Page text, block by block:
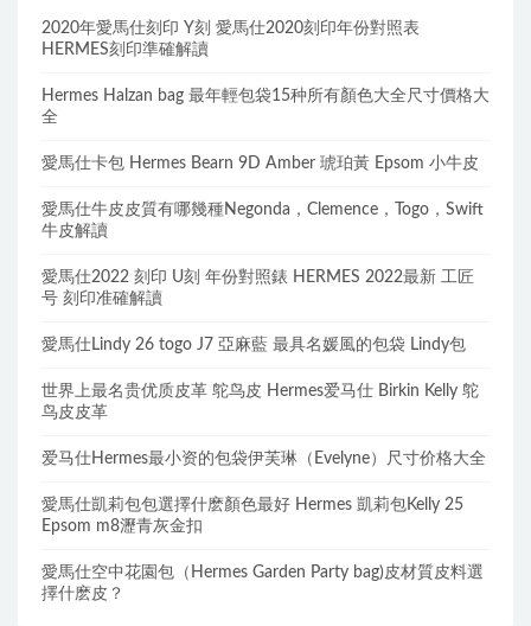
2020年愛馬仕刻印 Y刻 愛馬仕2020刻印年份對照表
HERMES刻印準確解讀
Hermes Halzan bag 最年輕包袋15种所有顏色大全尺寸價格大
全
愛馬仕卡包 Hermes Bearn 9D Amber 琥珀黃 Epsom 小牛皮
愛馬仕牛皮皮質有哪幾種Negonda，Clemence，Togo，Swift
牛皮解讀
愛馬仕2022 刻印 U刻 年份對照錶 HERMES 2022最新 工匠
号 刻印准確解讀
愛馬仕Lindy 26 togo J7 亞麻藍 最具名媛風的包袋 Lindy包
世界上最名贵优质皮革 鸵鸟皮 Hermes爱马仕 Birkin Kelly 鸵
鸟皮皮革
爱马仕Hermes最小资的包袋伊芙琳（Evelyne）尺寸价格大全
愛馬仕凱莉包包選擇什麽顏色最好 Hermes 凱莉包Kelly 25
Epsom m8瀝青灰金扣
愛馬仕空中花園包（Hermes Garden Party bag)皮材質皮料選
擇什麽皮？